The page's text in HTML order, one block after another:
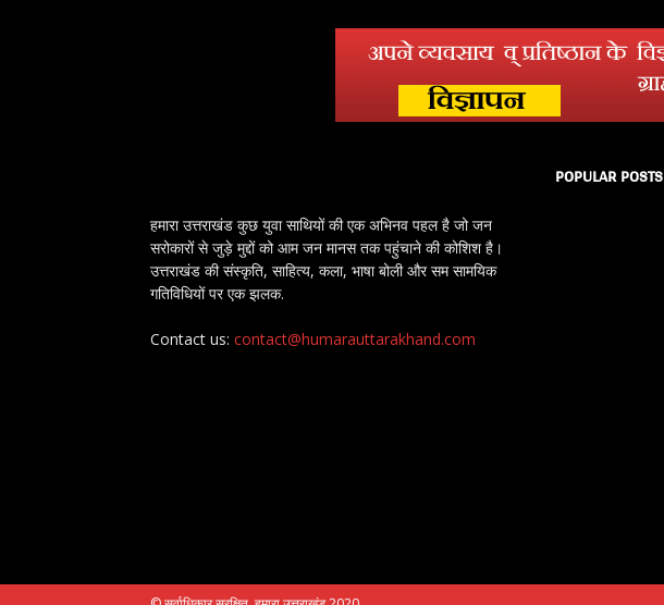
हमारा उत्तराखंड कुछ युवा साथियों की एक अभिनव पहल है जो जन
सरोकारों से जुड़े मुद्दों को आम जन मानस तक पहुंचाने की कोशिश है।
उत्तराखंड की संस्कृति, साहित्य, कला, भाषा बोली और सम सामयिक
गतिविधियों पर एक झलक.
Contact us: contact@humarauttarakhand.com
POPULAR POSTS